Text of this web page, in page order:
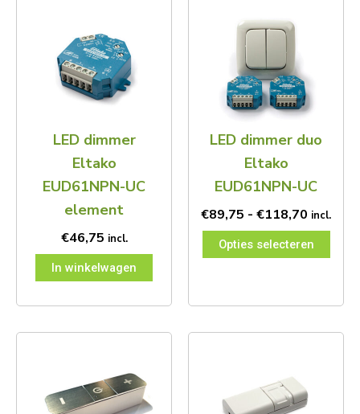
LED dimmer
Eltako
EUD61NPN-UC
element
€46,75 incl.
In winkelwagen
LED dimmer duo
Eltako
EUD61NPN-UC
€89,75 - €118,70 incl.
Opties selecteren
product
heeft
meerdere
variaties.
Deze
optie
gekozen
worden
op
de